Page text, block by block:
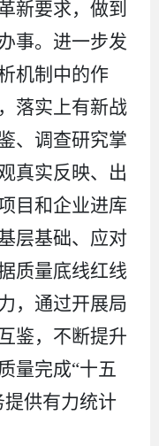
新要求，做到
事。进一步发
机制中的作
落实上有新战
、调查研究掌
真实反映、 出
目和企业进库
层基础、应对
质量底线红线
，通过开展局
鉴，不断提升
量完成“十五
提供有力统计